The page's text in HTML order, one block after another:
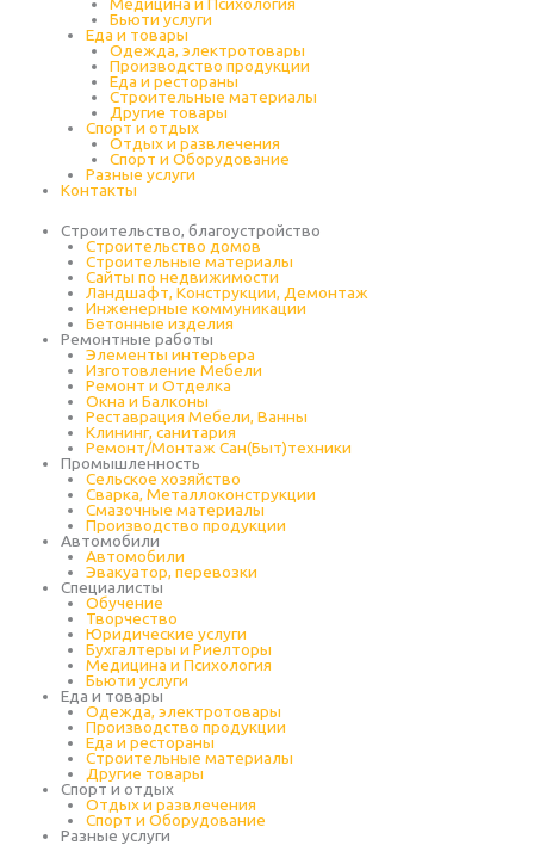
Медицина и Психология
Бьюти услуги
Еда и товары
Одежда, электротовары
Производство продукции
Еда и рестораны
Строительные материалы
Другие товары
Спорт и отдых
Отдых и развлечения
Спорт и Оборудование
Разные услуги
Контакты
Строительство, благоустройство
Строительство домов
Строительные материалы
Сайты по недвижимости
Ландшафт, Конструкции, Демонтаж
Инженерные коммуникации
Бетонные изделия
Ремонтные работы
Элементы интерьера
Изготовление Мебели
Ремонт и Отделка
Окна и Балконы
Реставрация Мебели, Ванны
Клининг, санитария
Ремонт/Монтаж Сан(Быт)техники
Промышленность
Cельское хозяйство
Сварка, Металлоконструкции
Cмазочные материалы
Производство продукции
Автомобили
Автомобили
Эвакуатор, перевозки
Специалисты
Обучение
Творчество
Юридические услуги
Бухгалтеры и Риелторы
Медицина и Психология
Бьюти услуги
Еда и товары
Одежда, электротовары
Производство продукции
Еда и рестораны
Строительные материалы
Другие товары
Спорт и отдых
Отдых и развлечения
Спорт и Оборудование
Разные услуги